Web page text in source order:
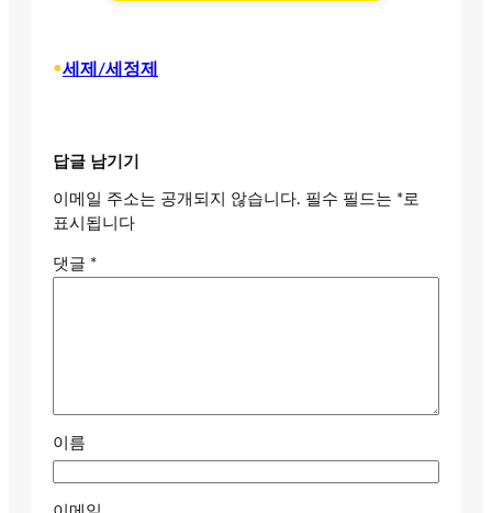
•세제/세정제
답글 남기기
이메일 주소는 공개되지 않습니다. 필수 필드는 *로
표시됩니다
댓글 *
이름